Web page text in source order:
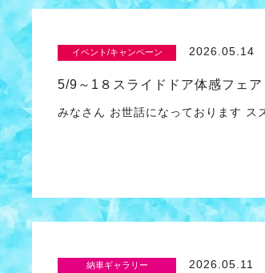
イベント/キャンペーン 2026.05.14
5/9～1８スライドドア体感フェア
みなさん お世話になっております
納車ギャラリー 2026.05.11